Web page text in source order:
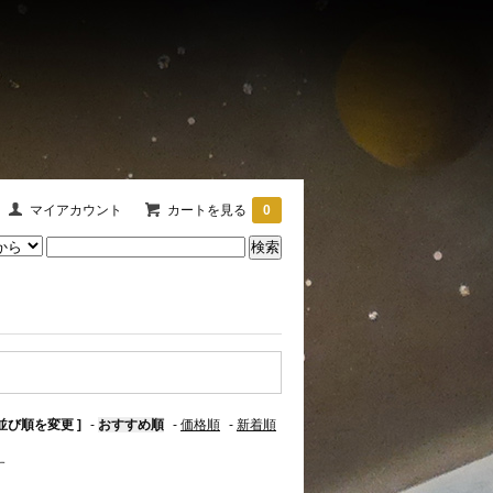
マイアカウント カートを見る 0
び順を変更 ] - おすすめ順 - 価格順 - 新着順